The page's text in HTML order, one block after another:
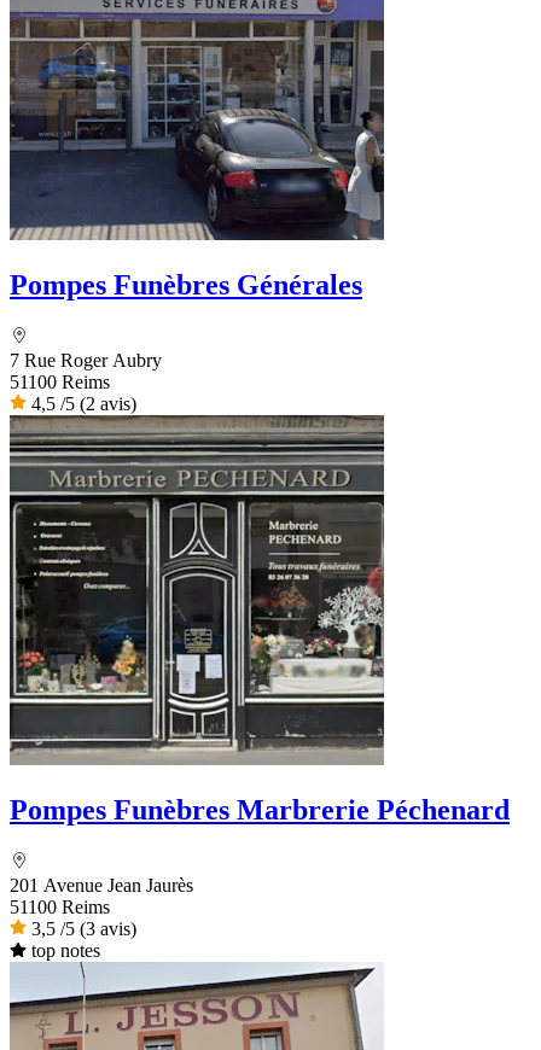
Pompes Funèbres Générales
7 Rue Roger Aubry
51100 Reims
4,5 /5 (2 avis)
Pompes Funèbres Marbrerie Péchenard
201 Avenue Jean Jaurès
51100 Reims
3,5 /5 (3 avis)
top notes